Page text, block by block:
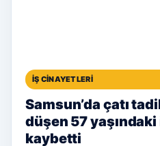
İŞ CINAYETLERI
Samsun’da çatı
düşen 57 yaşındaki
kaybetti